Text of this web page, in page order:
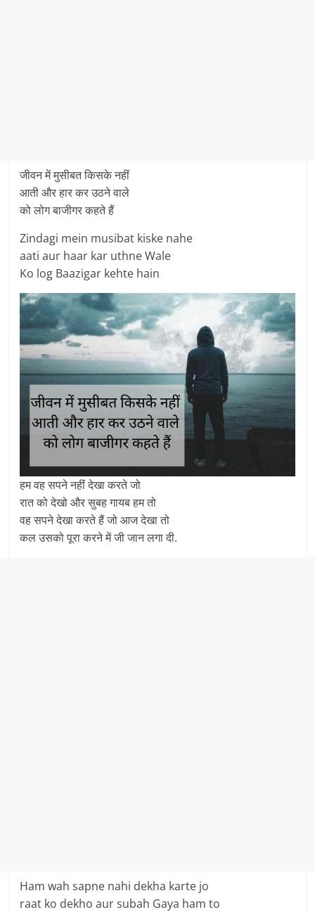
जीवन में मुसीबत किसके नहीं
आती और हार कर उठने वाले
को लोग बाजीगर कहते हैं
Zindagi mein musibat kiske nahe
aati aur haar kar uthne Wale
Ko log Baazigar kehte hain
हम वह सपने नहीं देखा करते जो
रात को देखो और सुबह गायब हम तो
वह सपने देखा करते हैं जो आज देखा तो
कल उसको पूरा करने में जी जान लगा दी.
Ham wah sapne nahi dekha karte jo
raat ko dekho aur subah Gaya ham to